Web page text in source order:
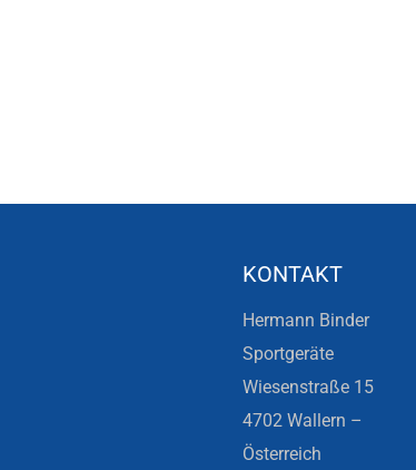
KONTAKT
Hermann Binder
Sportgeräte
Wiesenstraße 15
4702 Wallern –
Österreich